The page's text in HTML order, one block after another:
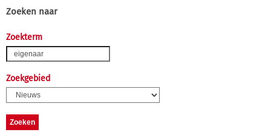
Zoeken naar
Zoekterm
Zoekgebied